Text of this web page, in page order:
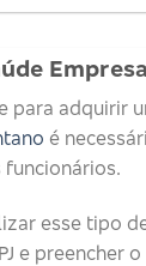
para adquirir
é
funcionários.
esse tipo
e preencher